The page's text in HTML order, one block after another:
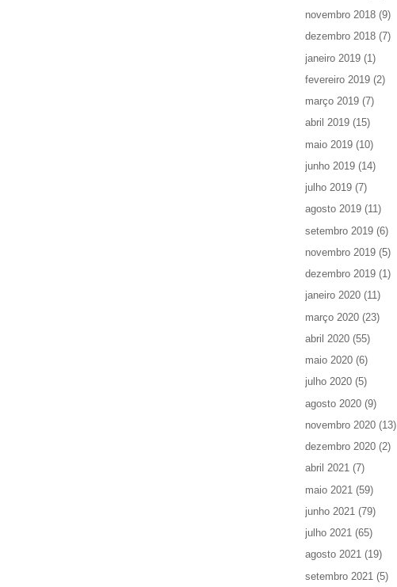
novembro 2018 (9)
dezembro 2018 (7)
janeiro 2019 (1)
fevereiro 2019 (2)
março 2019 (7)
abril 2019 (15)
maio 2019 (10)
junho 2019 (14)
julho 2019 (7)
agosto 2019 (11)
setembro 2019 (6)
novembro 2019 (5)
dezembro 2019 (1)
janeiro 2020 (11)
março 2020 (23)
abril 2020 (55)
maio 2020 (6)
julho 2020 (5)
agosto 2020 (9)
novembro 2020 (13)
dezembro 2020 (2)
abril 2021 (7)
maio 2021 (59)
junho 2021 (79)
julho 2021 (65)
agosto 2021 (19)
setembro 2021 (5)